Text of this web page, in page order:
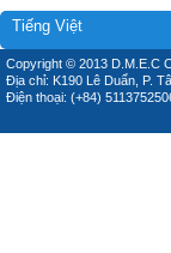
Tiếng Việt
Copyright © 2013 D.M.E.C
Địa chỉ: K190 Lê Duẩn, P.
Điện thoại: (+84)